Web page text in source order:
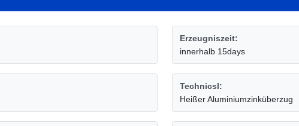
Erzeugniszeit:
innerhalb 15days
Technicsl:
Heißer Aluminiumzinküberzug